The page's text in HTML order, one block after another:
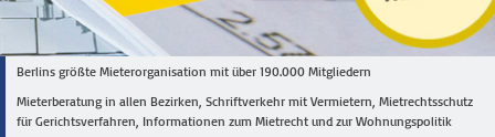
Berlins größte Mieterorganisation mit über 190.000 Mitgliedern
Mieterberatung in allen Bezirken, Schriftverkehr mit Vermietern, Mietrechtsschutz
für Gerichtsverfahren, Informationen zum Mietrecht und zur Wohnungspolitik